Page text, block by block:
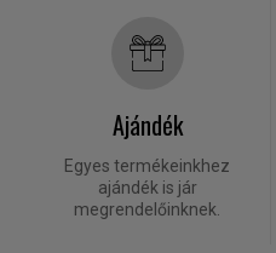
Ajándék
Egyes termékeinkhez
ajándék is jár
megrendelőinknek.